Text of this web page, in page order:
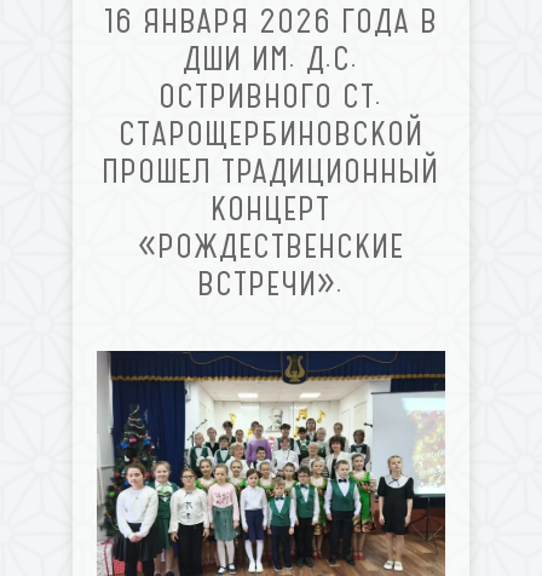
16 ЯНВАРЯ 2026 ГОДА В
ДШИ ИМ. Д.С.
ОСТРИВНОГО СТ.
СТАРОЩЕРБИНОВСКОЙ
ПРОШЕЛ ТРАДИЦИОННЫЙ
КОНЦЕРТ
«РОЖДЕСТВЕНСКИЕ
ВСТРЕЧИ».